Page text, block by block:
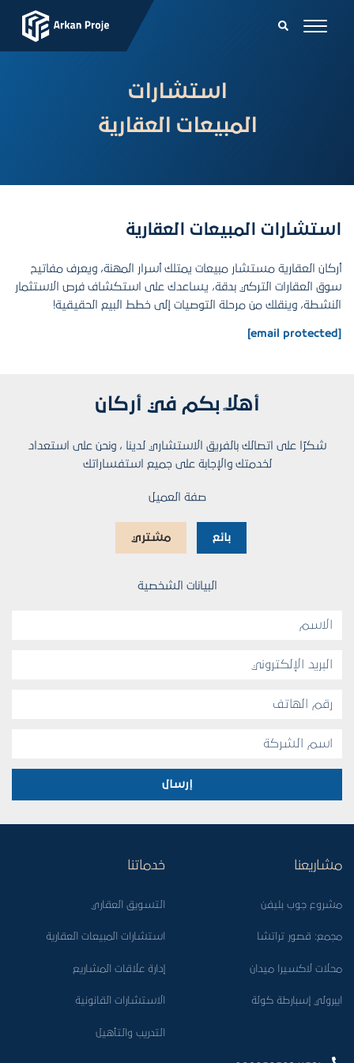
استشارات
المبيعات العقارية
استشارات المبيعات العقارية
أركان العقارية مستشار مبيعات يمتلك أسرار المهنة، ويعرف مفاتيح
سوق العقارات التركي بدقة، يساعدك على استكشاف فرص الاستثمار
النشطة، وينقلك من مرحلة التوصيات إلى خطط البيع الحقيقية!
[email protected]
أهلاً بكم في أركان
شكرًا على اتصالك بالفريق الاستشاري لدينا ، ونحن على استعداد
لخدمتك والإجابة على جميع استفساراتك
صفة العميل
بائع مشتري
البيانات الشخصية
إرسال
مشاريعنا
مشروع جوب بليفن
مجمع: قصور تراتشا
محلات لاكسيرا ميدان
ايبرولي إسبارطة كولة
خدماتنا
التسويق العقاري
استشارات المبيعات العقارية
إدارة علاقات المشاريع
الاستشارات القانونية
التدريب والتأهيل